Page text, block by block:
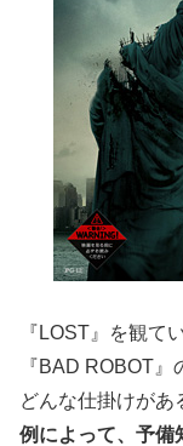
『LOST』を観て
『BAD ROBOT』
どんな仕掛けがあ
例によって、予備